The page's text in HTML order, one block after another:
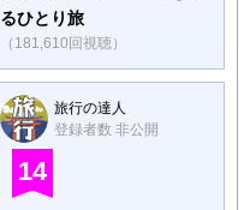
るひとり旅
（181,610回視聴）
旅行の達人
登録者数 非公開
14